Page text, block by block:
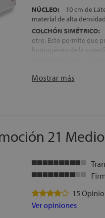
cliente lo desea, se
central con una de las
ENVÍO, MONTAJE Y
FABRICACIÓN ESPAÑOLA
NÚCLEO:
10 cm de
material de alta
COLCHÓN SIMÉTRICO:
otro. Esto permite que
homogéneo de la
funda, para facilitar la
ALTURA:
+/- 22 cm
Mostrar más
21 Medio
15
Ver opiniones